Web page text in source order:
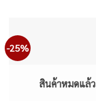
-25%
สินค้าหมดแล้ว